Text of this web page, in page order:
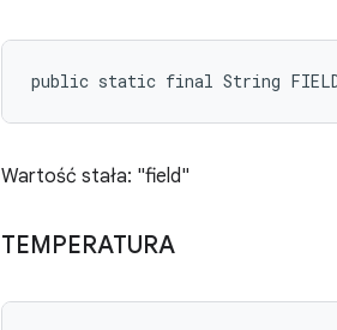
public static final String
Wartość stała: "field"
TEMPERATURA